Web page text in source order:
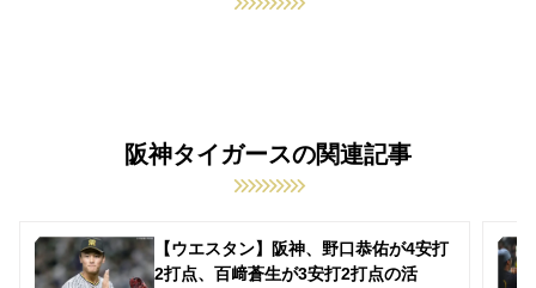
阪神タイガースの関連記事
【ウエスタン】阪神、野口恭佑が4安打
2打点、百﨑蒼生が3安打2打点の活